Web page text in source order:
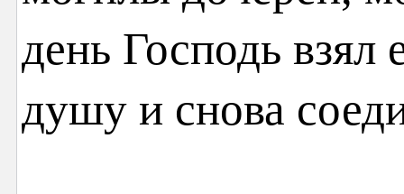
день Господь взял
душу и снова